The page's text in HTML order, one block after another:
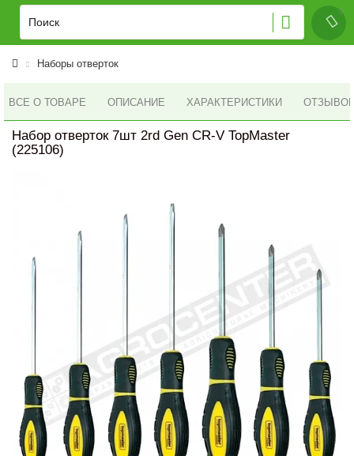
Наборы отверток
ВСЕ О ТОВАРЕ ОПИСАНИЕ ХАРАКТЕРИСТИКИ ОТЗЫВОВ
Набор отверток 7шт 2rd Gen CR-V TopMaster
(225106)